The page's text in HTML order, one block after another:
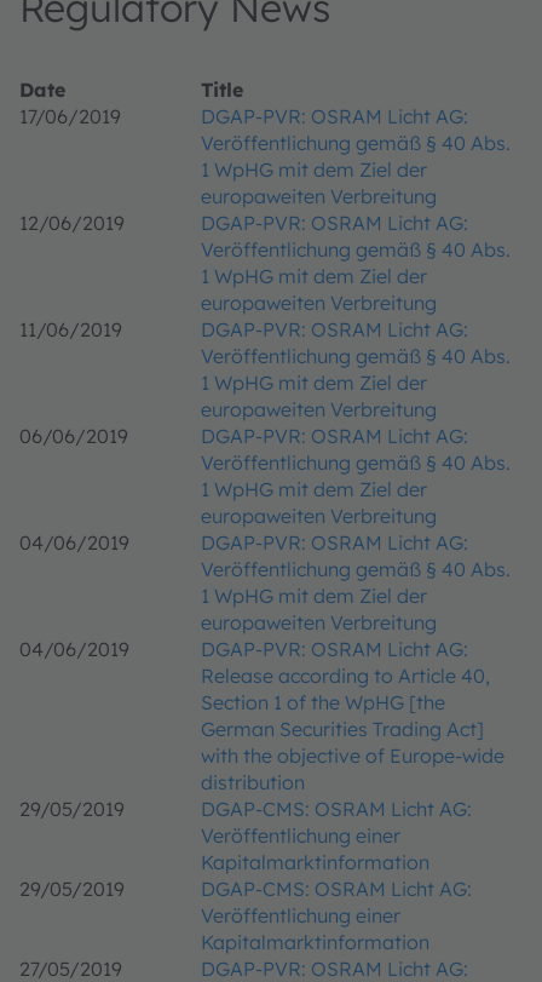
Date
Title
17/06/2019
DGAP-PVR: OSRAM Licht AG:
Veröffentlichung gemäß § 40 Abs.
1 WpHG mit dem Ziel der
europaweiten Verbreitung
12/06/2019
DGAP-PVR: OSRAM Licht AG:
Veröffentlichung gemäß § 40 Abs.
1 WpHG mit dem Ziel der
europaweiten Verbreitung
11/06/2019
DGAP-PVR: OSRAM Licht AG:
Veröffentlichung gemäß § 40 Abs.
1 WpHG mit dem Ziel der
europaweiten Verbreitung
06/06/2019
DGAP-PVR: OSRAM Licht AG:
Veröffentlichung gemäß § 40 Abs.
1 WpHG mit dem Ziel der
europaweiten Verbreitung
04/06/2019
DGAP-PVR: OSRAM Licht AG:
Veröffentlichung gemäß § 40 Abs.
1 WpHG mit dem Ziel der
europaweiten Verbreitung
04/06/2019
DGAP-PVR: OSRAM Licht AG:
Release according to Article 40,
Section 1 of the WpHG [the
German Securities Trading Act]
with the objective of Europe-wide
distribution
29/05/2019
DGAP-CMS: OSRAM Licht AG:
Veröffentlichung einer
Kapitalmarktinformation
29/05/2019
DGAP-CMS: OSRAM Licht AG:
Veröffentlichung einer
Kapitalmarktinformation
27/05/2019
DGAP-PVR: OSRAM Licht AG: